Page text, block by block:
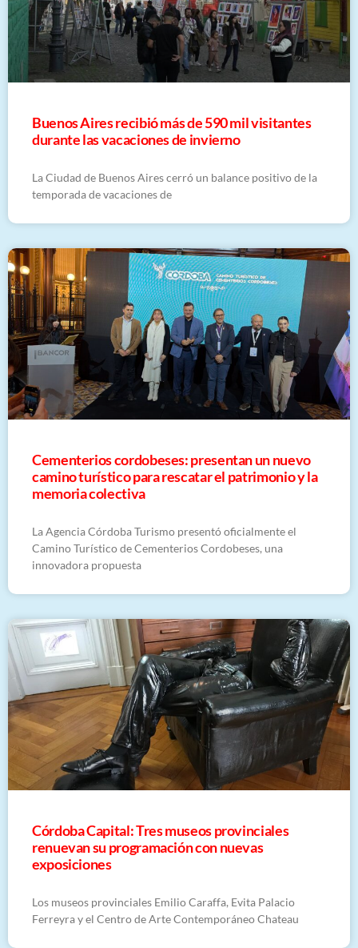
Buenos Aires recibió más de 590 mil visitantes
durante las vacaciones de invierno
La Ciudad de Buenos Aires cerró un balance positivo de la
temporada de vacaciones de
Cementerios cordobeses: presentan un nuevo
camino turístico para rescatar el patrimonio y la
memoria colectiva
La Agencia Córdoba Turismo presentó oficialmente el
Camino Turístico de Cementerios Cordobeses, una
innovadora propuesta
Córdoba Capital: Tres museos provinciales
renuevan su programación con nuevas
exposiciones
Los museos provinciales Emilio Caraffa, Evita Palacio
Ferreyra y el Centro de Arte Contemporáneo Chateau